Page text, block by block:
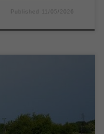
Published 11/05/2026
изводи радове на
у Перлезу,
и биће до